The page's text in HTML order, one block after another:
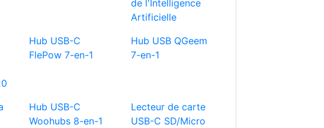
de l'Intelligence
Artificielle
Hub USB-C
FlePow 7-en-1
Hub USB QGeem
7-en-1
Hub USB-C
Woohubs 8-en-1
Lecteur de carte
USB-C SD/Micro